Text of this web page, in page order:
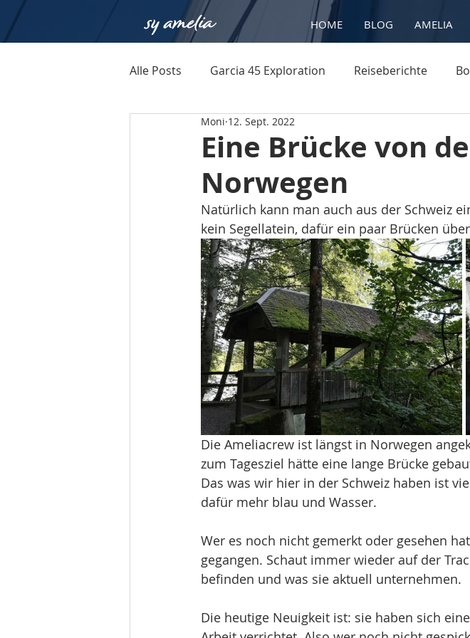
HOME BLOG AMELIA
Alle Posts Garcia 45 Exploration Reiseberichte
Eine Brücke von
Norwegen
Moni 12. Sept. 2022
Natürlich kann man auch aus der Schweiz
kein Segellatein, dafür ein paar Brücken
Die Ameliacrew ist längst in Norwegen
zum Tagesziel hätte eine lange Brücke
Das was wir hier in der Schweiz haben ist
dafür mehr blau und Wasser.
Wer es noch nicht gemerkt oder gesehen
gegangen. Schaut immer wieder auf der
befinden und was sie aktuell unternehmen.
Die heutige Neuigkeit ist: sie haben sich